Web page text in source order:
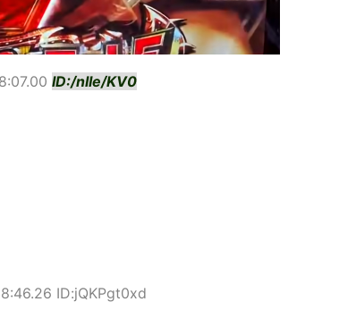
ID:/nIIe/KV0
ID:jQKPgt0xd